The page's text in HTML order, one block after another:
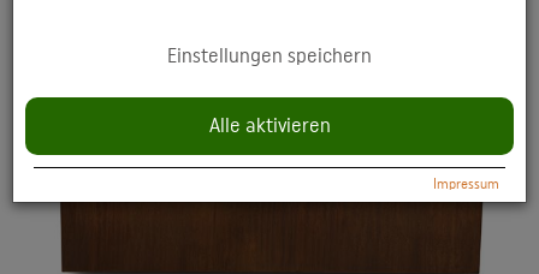
Datenschutzerklärung:https://policies.google.com/privacy
Einstellungen speichern
Alle aktivieren
Impressum